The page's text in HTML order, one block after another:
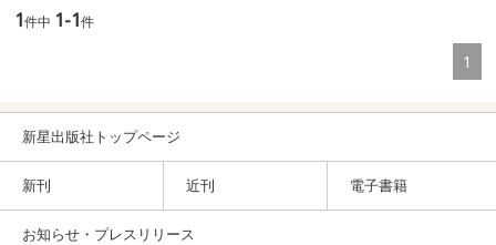
1件中 1-1件
1
新星出版社トップページ
新刊 近刊 電子書籍
お知らせ・プレスリリース